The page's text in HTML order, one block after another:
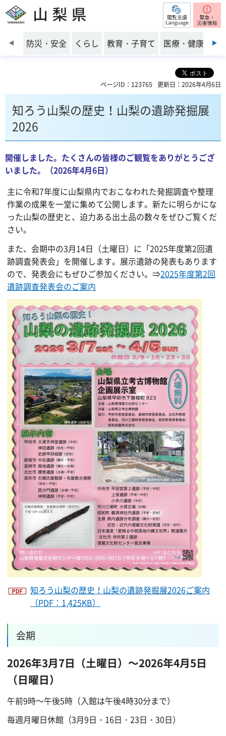
山梨県 閲覧支援
前のスライドを表示
防災・安全 くらし 教育・子育て 医療・健康・福
ページID：123765 更新日：2026年4月6日
知ろう山梨の歴史！山梨の遺跡発掘展
2026
開催しました。たくさんの皆様のご観覧をありがとうござ
いました。（2026年4月6日）
主に令和7年度に山梨県内でおこなわれた発掘調査や整理
作業の成果を一堂に集めて公開します。新たに明らかにな
った山梨の歴史と、迫力ある出土品の数々をぜひご覧くだ
さい。
また、会期中の3月14日（土曜日）に「2025年度第2回遺
跡調査発表会」を開催します。展示遺跡の発表もあります
ので、発表会にもぜひご参加ください。⇒2025年度第2回
遺跡調査発表会のご案内
知ろう山梨の歴史！山梨の遺跡発掘展2026ご案内
（PDF：1,425KB）
会期
2026年3月7日（土曜日）～2026年4月5日
（日曜日）
午前9時～午後5時（入館は午後4時30分まで）
毎週月曜日休館（3月9日・16日・23日・30日）